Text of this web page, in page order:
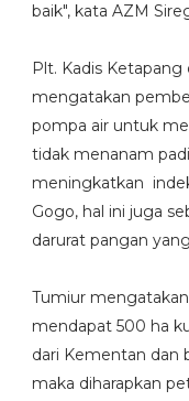
baik", kata AZM
Plt. Kadis
mengatakan
pompa air untuk
tidak menanam
meningkatkan
Gogo, hal ini juga
darurat pangan
Tumiur
mendapat 500 ha
dari Kementan dan
maka diharapkan